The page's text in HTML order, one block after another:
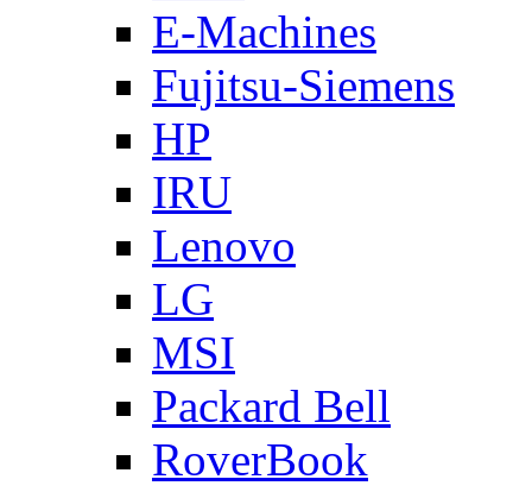
E-Machines
Fujitsu-Siemens
HP
IRU
Lenovo
LG
MSI
Packard Bell
RoverBook